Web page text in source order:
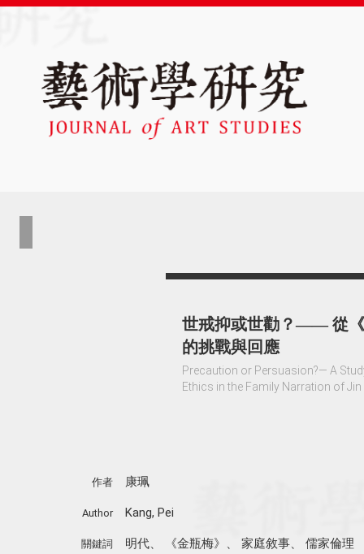
世戒抑或世勸？—— 從《
的挑戰與回應
Precaution or Persuasion?— A
Ethics in the Family Narration of Jin
作者 康珮
Author Kang, Pei
關鍵詞 明代、 《金瓶梅》 家庭敘事、 儒家倫理